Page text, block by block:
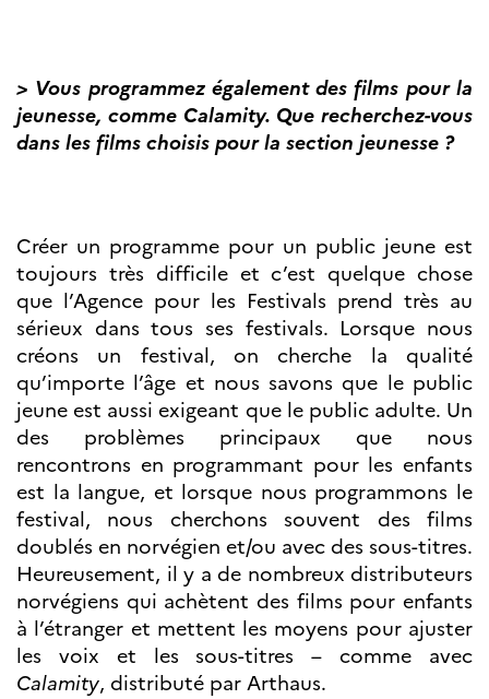
> Vous programmez également des films pour la
jeunesse, comme Calamity. Que recherchez-vous
dans les films choisis pour la section jeunesse ?
Créer un programme pour un public jeune est
toujours très difficile et c’est quelque chose
que l’Agence pour les Festivals prend très au
sérieux dans tous ses festivals. Lorsque nous
créons un festival, on cherche la qualité
qu’importe l’âge et nous savons que le public
jeune est aussi exigeant que le public adulte. Un
des problèmes principaux que nous
rencontrons en programmant pour les enfants
est la langue, et lorsque nous programmons le
festival, nous cherchons souvent des films
doublés en norvégien et/ou avec des sous-titres.
Heureusement, il y a de nombreux distributeurs
norvégiens qui achètent des films pour enfants
à l’étranger et mettent les moyens pour ajuster
les voix et les sous-titres – comme avec
Calamity, distributé par Arthaus.